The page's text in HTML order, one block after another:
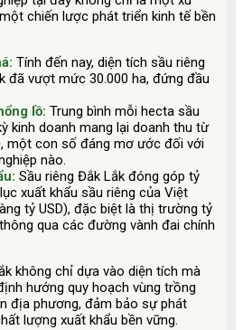
chiến lược phát triển kinh tế bền
Tính đến nay, diện tích sầu riêng
đã vượt mức 30.000 ha, đứng đầu
lồ: Trung bình mỗi hecta sầu
kinh doanh mang lại doanh thu từ
một con số đáng mơ ước đối với
nào.
Sầu riêng Đắk Lắk đóng góp tỷ
xuất khẩu sầu riêng của Việt
tỷ USD), đặc biệt là thị trường tỷ
qua các đường vành đai chính
không chỉ dựa vào diện tích mà
hướng quy hoạch vùng trồng
địa phương, đảm bảo sự phát
lượng xuất khẩu bền vững.